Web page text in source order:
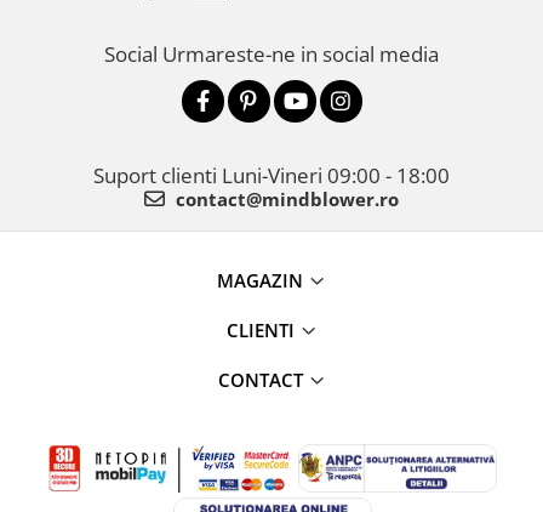
Social Urmareste-ne in social media
Suport clienti Luni-Vineri 09:00 - 18:00
contact@mindblower.ro
MAGAZIN
CLIENTI
CONTACT